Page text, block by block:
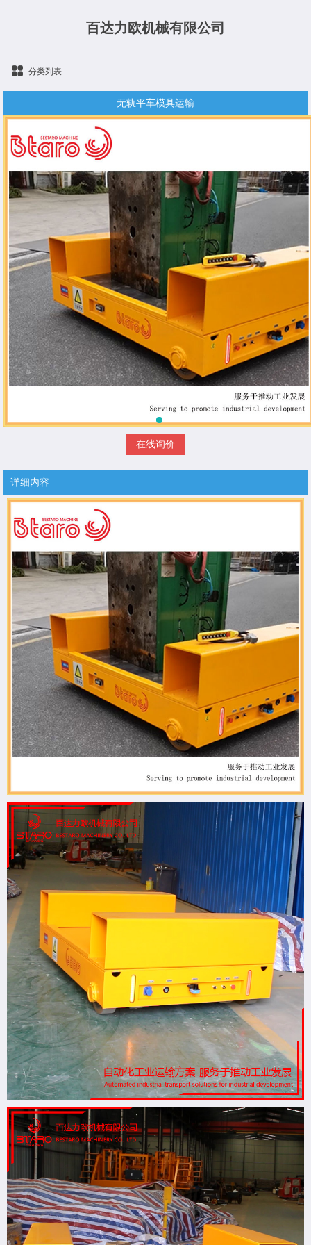
百达力欧机械有限公司
分类列表
无轨平车模具运输
在线询价
详细内容